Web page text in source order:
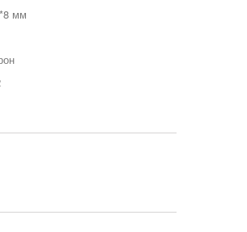
мм